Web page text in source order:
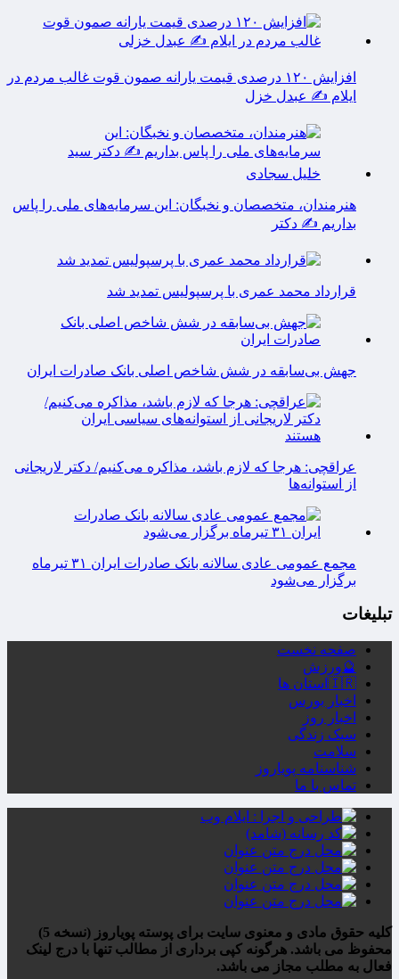
افزایش ۱۲۰ درصدی قیمت یارانه صمون قوت غالب مردم در
ایلام ✍️ عبدل خزل
هنرمندان، متخصصان و نخبگان: این سرمایه‌های ملی را پاس
بداریم ✍️ دکتر
قرارداد محمد عمری با پرسپولیس تمدید شد
جهش بی‌سابقه در شش شاخص اصلی بانک صادرات ایران
عراقچی: هرجا که لازم باشد، مذاکره می‌کنیم/ دکتر لاریجانی
از استوانه‌ها
مجمع عمومی عادی سالانه بانک صادرات ایران ۳۱ تیرماه
برگزار می‌شود
تبلیغات
صفحه نخست
🔮ورزش
🇮🇷استان ها
اخبار بورس
اخبار روز
سبک زندگی
سلامت
شناسنامه پویاروز
تماس با ما
کلیه حقوق مادی و معنوی سایت برای پوسته پویاروز (نسخه 5)
محفوظ می باشد. هرگونه کپی برداری از مطالب تنها با درج لینک
فعال به مطلب مجاز می باشد.